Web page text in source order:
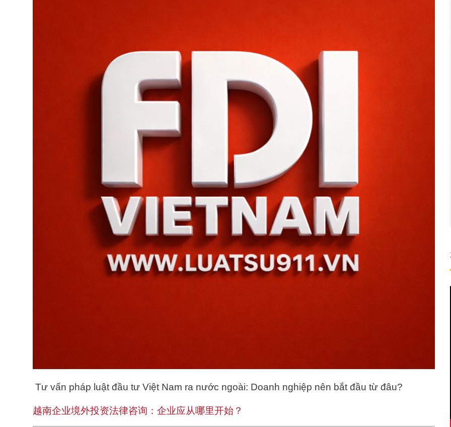
Tư vấn pháp luật đầu tư Việt Nam ra nước ngoài: Doanh nghiệp nên bắt đầu từ đâu?
越南企业境外投资法律咨询：企业应从哪里开始？